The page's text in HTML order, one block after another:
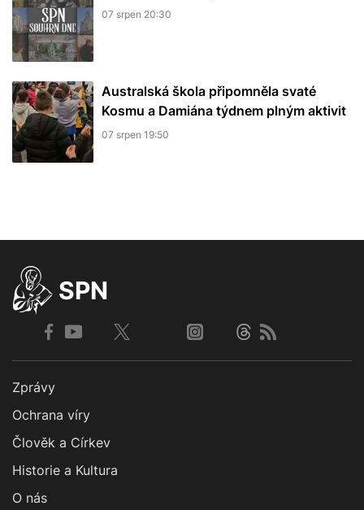
07 srpen 20:30
Australská škola připomněla svaté
Kosmu a Damiána týdnem plným aktivit
07 srpen 19:50
SPN
Zprávy
Ochrana víry
Člověk a Církev
Historie a Kultura
O nás